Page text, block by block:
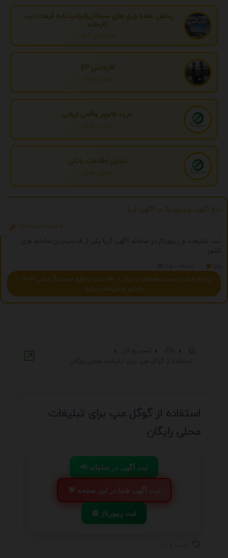
پخش عمده ورق های سیمانی(ایرانیت)به قیمت درب
کارخانه
مازندران، آمل
افزودنی EP
تهران، تهران
خرید فالوور واقعی ایرانی
تهران، تهران
تبدیل اطلاعات بانکی
تهران، تهران
درج آگهی و ریپورتاژ در آگهی آریا
http://agahiaria.ir
ثبت تبلیغات و ریپورتاژ در سامانه آگهی آریا یکی از قدیمیترین سامانه های
کشور
درج تبلیغ شما به صورت همزمان در بیش از 150 سایت و موتور جستجوگر ایرانی 2059 - با
یک تیر چندین نشان بزنید
استفاده از گوگل مپ برای تبلیغات
محلی رایگان
📢 ثبت آگهی در سامانه
💬 ثبت آگهی شما در این صفحه
📰 ثبت ریپورتاژ